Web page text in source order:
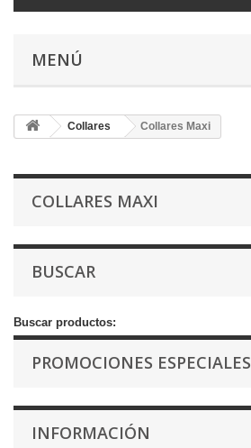
MENÚ
Collares Collares Maxi
COLLARES MAXI
BUSCAR
Buscar productos:
PROMOCIONES ESPECIALES
INFORMACIÓN